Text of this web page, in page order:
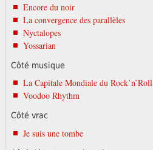
Encore du noir
La convergence des parallèles
Nyctalopes
Yossarian
Côté musique
La Capitale Mondiale du Rock’n’Roll
Voodoo Rhythm
Côté vrac
Je suis une tombe